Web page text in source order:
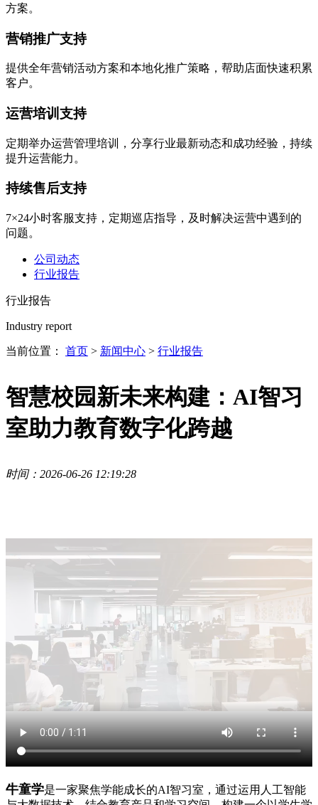
方案。
营销推广支持
提供全年营销活动方案和本地化推广策略，帮助店面快速积累
客户。
运营培训支持
定期举办运营管理培训，分享行业最新动态和成功经验，持续
提升运营能力。
持续售后支持
7×24小时客服支持，定期巡店指导，及时解决运营中遇到的
问题。
公司动态
行业报告
行业报告
Industry report
当前位置： 首页 > 新闻中心 > 行业报告
智慧校园新未来构建：AI智习
室助力教育数字化跨越
时间：2026-06-26 12:19:28
牛童学是一家聚焦学能成长的AI智习室，通过运用人工智能